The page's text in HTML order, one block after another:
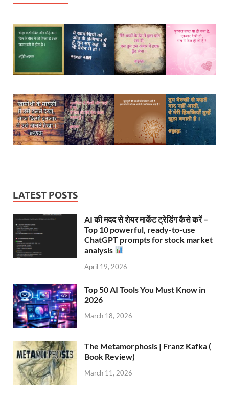
LATEST POSTS
AI की मदद से शेयर मार्केट ट्रेडिंग कैसे करें –
Top 10 powerful, ready-to-use
ChatGPT prompts for stock market
analysis
April 19, 2026
Top 50 AI Tools You Must Know in
2026
March 18, 2026
The Metamorphosis | Franz Kafka (
Book Review)
March 11, 2026